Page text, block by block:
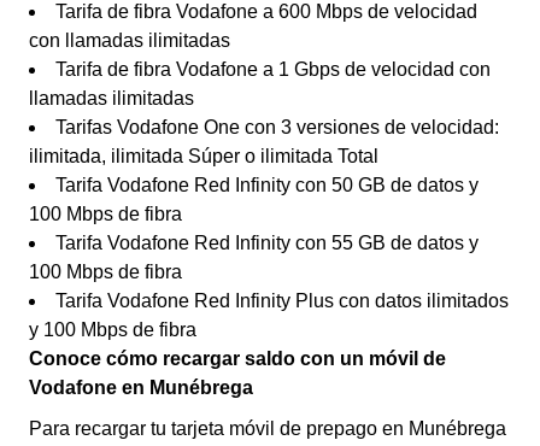
Tarifa de fibra Vodafone a 600 Mbps de velocidad
con llamadas ilimitadas
Tarifa de fibra Vodafone a 1 Gbps de velocidad con
llamadas ilimitadas
Tarifas Vodafone One con 3 versiones de velocidad:
ilimitada, ilimitada Súper o ilimitada Total
Tarifa Vodafone Red Infinity con 50 GB de datos y
100 Mbps de fibra
Tarifa Vodafone Red Infinity con 55 GB de datos y
100 Mbps de fibra
Tarifa Vodafone Red Infinity Plus con datos ilimitados
y 100 Mbps de fibra
Conoce cómo recargar saldo con un móvil de
Vodafone en Munébrega
Para recargar tu tarjeta móvil de prepago en Munébrega